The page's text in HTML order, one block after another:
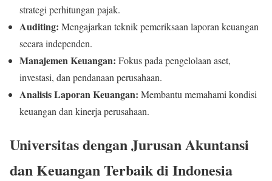
strategi perhitungan pajak.
Auditing: Mengajarkan teknik pemeriksaan laporan keuangan
secara independen.
Manajemen Keuangan: Fokus pada pengelolaan aset,
investasi, dan pendanaan perusahaan.
Analisis Laporan Keuangan: Membantu memahami kondisi
keuangan dan kinerja perusahaan.
Universitas dengan Jurusan Akuntansi
dan Keuangan Terbaik di Indonesia